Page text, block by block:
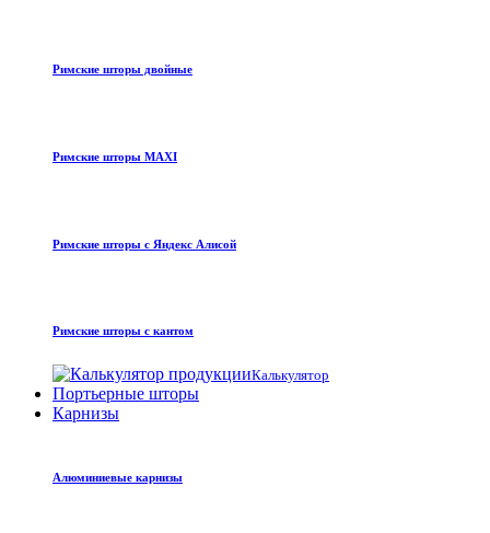
Римские шторы двойные
Римские шторы MAXI
Римские шторы с Яндекс Алисой
Римские шторы с кантом
Калькулятор
Портьерные шторы
Карнизы
Алюминиевые карнизы